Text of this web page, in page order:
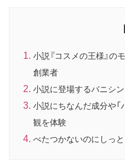
小説『コスメの王様』
創業者
小説に登場するバニシ
小説にちなんだ成分や
観を体験
べたつかないのにしっ